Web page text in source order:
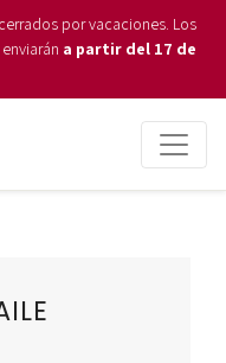
por vacaciones. Los
a partir del 17 de